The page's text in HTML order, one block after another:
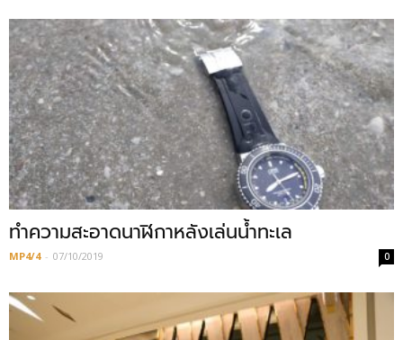
ทำความสะอาดนาฬิกาหลังเล่นน้ำทะเล
MP4/4 - 07/10/2019 0